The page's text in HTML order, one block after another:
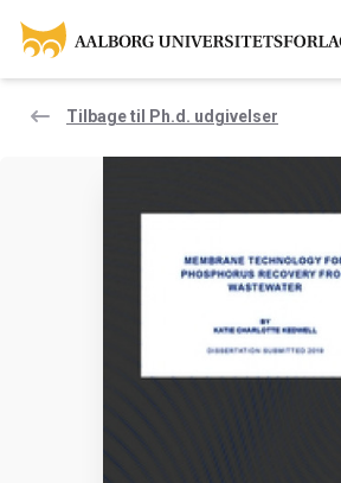
Tilbage til Ph.d. udgivelser